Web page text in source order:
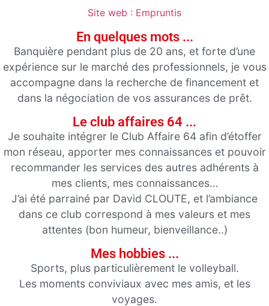
Site web : Empruntis
En quelques mots ...
Banquière pendant plus de 20 ans, et forte d’une
expérience sur le marché des professionnels, je vous
accompagne dans la recherche de financement et
dans la négociation de vos assurances de prêt.
Le club affaires 64 ...
Je souhaite intégrer le Club Affaire 64 afin d’étoffer
mon réseau, apporter mes connaissances et pouvoir
recommander les services des autres adhérents à
mes clients, mes connaissances…
J’ai été parrainé par David CLOUTE, et l’ambiance
dans ce club correspond à mes valeurs et mes
attentes (bon humeur, bienveillance..)
Mes hobbies ...
Sports, plus particulièrement le volleyball.
Les moments conviviaux avec mes amis, et les
voyages.